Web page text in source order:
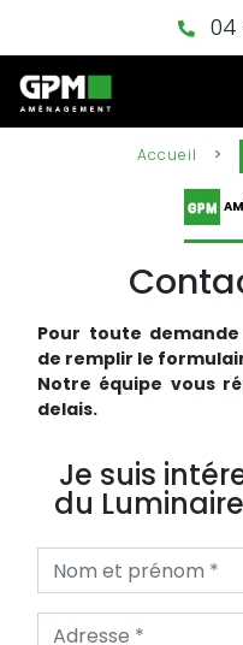
04
Accueil >
Pour toute
de remplir le
Notre équipe vous
delais.
Je suis
du
Nom et prénom
Adresse